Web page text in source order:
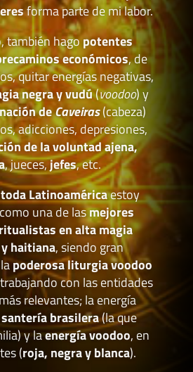
forma parte de mi labor.
también hagopotentes
económicos, de
quitar energías negativas,
negra y vudú(voodoo) y
deCaveiras(cabeza)
adicciones, depresiones,
de la voluntad ajena,
, jueces,jefes, etc.
Latinoaméricaestoy
una de lasmejores
en alta magia
haitiana, siendo gran
lapoderosa liturgia voodoo
con las entidades
relevantes; la energía
santería brasilera(la que
y laenergía voodoo, en
(roja, negra y blanca).